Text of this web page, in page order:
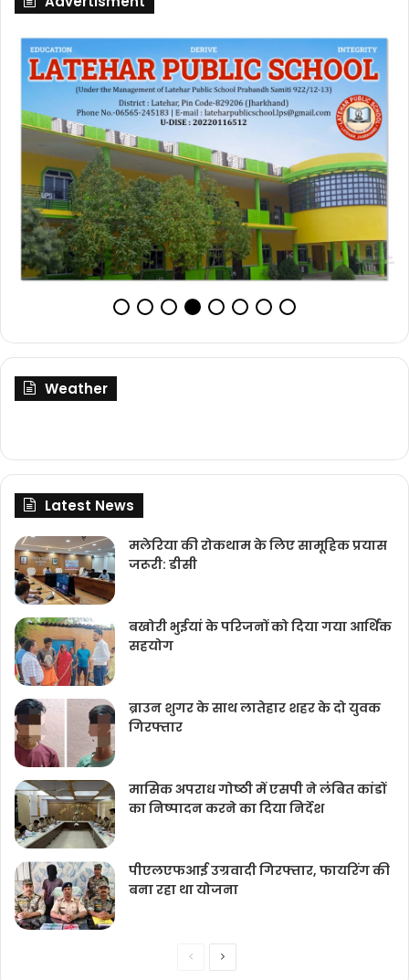
Weather
Latest News
मलेरिया की रोकथाम के लिए सामूहिक प्रयास
जरूरी: डीसी
बखोरी भुईयां के परिजनों को दिया गया आर्थिक
सहयोग
ब्राउन शुगर के साथ लातेहार शहर के दो युवक
गिरफ्तार
मासिक अपराध गोष्‍ठी में एसपी ने लंंबित कांडों
का निष्‍पादन करने का दिया निर्देश
पीएलएफआई उग्रवादी गिरफ्तार, फायरिंग की
बना रहा था योजना
PreviousNext